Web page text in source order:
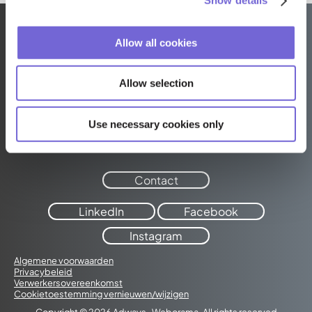
Allow all cookies
Allow selection
Use necessary cookies only
Adways · Weborama
Keizersgracht 176-4
1016 DW Amsterdam
+31 20 524 6690
Contact
LinkedIn
Facebook
Instagram
Algemene voorwaarden
Privacybeleid
Verwerkersovereenkomst
Cookietoestemming vernieuwen/wijzigen